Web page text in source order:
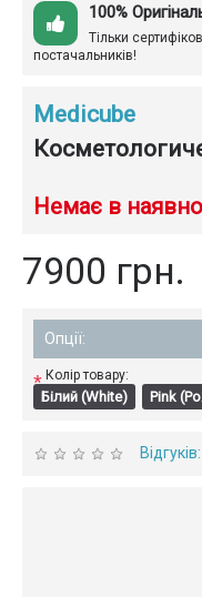
100%
Тільки
постачальників!
Medicube
Немає в
7900 грн.
Опції:
* Колір товару:
Білий (White) Pink